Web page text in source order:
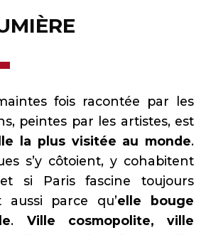
fois racontée par les
peintes par les artistes, est
la plus visitée au monde.
s’y côtoient, y cohabitent
si Paris fascine toujours
aussi parce qu’elle bouge
. Ville cosmopolite, ville